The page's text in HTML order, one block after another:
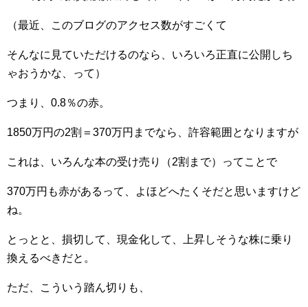
（最近、このブログのアクセス数がすごくて
そんなに見ていただけるのなら、いろいろ正直に公開しち
ゃおうかな、って）
つまり、0.8％の赤。
1850万円の2割＝370万円までなら、許容範囲となりますが
これは、いろんな本の受け売り（2割まで）ってことで
370万円も赤があるって、よほどへたくそだと思いますけど
ね。
とっとと、損切して、現金化して、上昇しそうな株に乗り
換えるべきだと。
ただ、こういう踏ん切りも、